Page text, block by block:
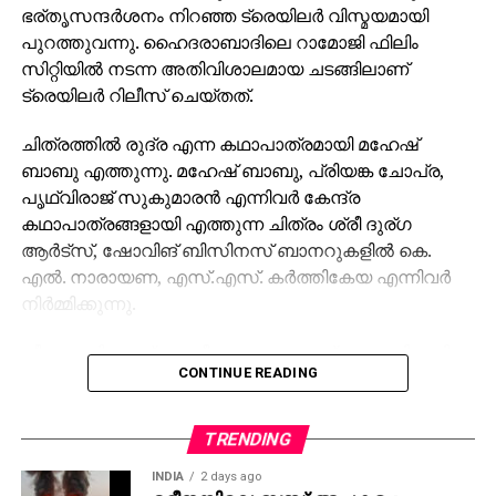
ഭര്തൃസന്ദര്‍ശനം നിറഞ്ഞ ട്രെയിലര്‍ വിസ്മയമായി
പുറത്തുവന്നു. ഹൈദരാബാദിലെ റാമോജി ഫിലിം
സിറ്റിയില്‍ നടന്ന അതിവിശാലമായ ചടങ്ങിലാണ്
ട്രെയിലര്‍ റിലീസ് ചെയ്തത്.
ചിത്രത്തില്‍ രുദ്ര എന്ന കഥാപാത്രമായി മഹേഷ്
ബാബു എത്തുന്നു. മഹേഷ് ബാബു, പ്രിയങ്ക ചോപ്ര,
പൃഥ്വിരാജ് സുകുമാരന്‍ എന്നിവര്‍ കേന്ദ്ര
കഥാപാത്രങ്ങളായി എത്തുന്ന ചിത്രം ശ്രീ ദുര്ഗ
ആര്‍ട്‌സ്, ഷോവിങ് ബിസിനസ് ബാനറുകളില്‍ കെ.
എല്‍. നാരായണ, എസ്.എസ്. കര്‍ത്തികേയ എന്നിവര്‍
നിര്‍മ്മിക്കുന്നു.
കീരവാണിയാണ് സംഗീതം ഒരുക്കുന്നത്. പുറത്തിറങ്ങിയ
മണിക്കൂറുകള്‍ക്കുള്ളില്‍ തന്നെ 5 മില്യണിലധികം
ട്രെന്‍ഡിങ് പട്ടികയില്‍ മുന്നിലാണ്. 130ണ്മ100 അടി
വലുപ്പത്തിലുള്ള പ്രത്യേക സ്‌ക്രീനില്‍ പ്രേക്ഷകര്‍ക്ക്
മുന്നില്‍ ട്രെയിലര്‍ പ്രദര്‍ശിപ്പിച്ചു.
CONTINUE READING
TRENDING
INDIA 2 days ago